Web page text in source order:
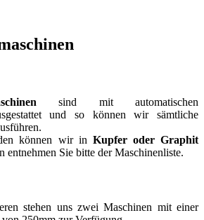
sind mit automatischen
und so können wir sämtliche
können wir in Kupfer oder Graphit
entnehmen Sie bitte der Maschinenliste.
stehen uns zwei Maschinen mit einer